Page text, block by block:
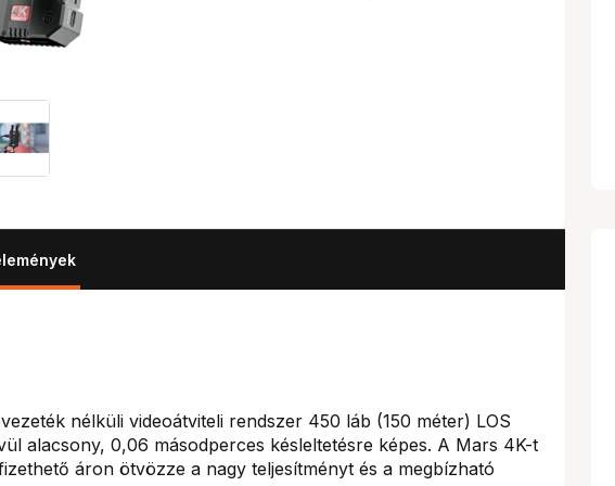
nélküli videoátviteli rendszer 450 láb (150 méter) LOS
alacsony, 0,06 másodperces késleltetésre képes. A Mars 4K-t
áron ötvözze a nagy teljesítményt és a megbízható